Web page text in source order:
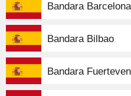
Bandara Barcelona
Bandara Bilbao
Bandara